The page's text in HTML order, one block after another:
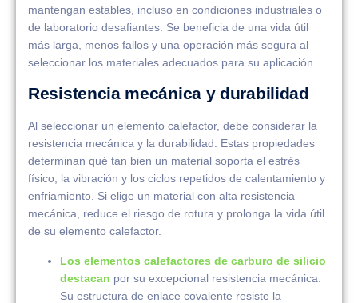
mantengan estables, incluso en condiciones industriales o
de laboratorio desafiantes. Se beneficia de una vida útil
más larga, menos fallos y una operación más segura al
seleccionar los materiales adecuados para su aplicación.
Resistencia mecánica y durabilidad
Al seleccionar un elemento calefactor, debe considerar la
resistencia mecánica y la durabilidad. Estas propiedades
determinan qué tan bien un material soporta el estrés
físico, la vibración y los ciclos repetidos de calentamiento y
enfriamiento. Si elige un material con alta resistencia
mecánica, reduce el riesgo de rotura y prolonga la vida útil
de su elemento calefactor.
Los elementos calefactores de carburo de silicio
destacan por su excepcional resistencia mecánica.
Su estructura de enlace covalente resiste la